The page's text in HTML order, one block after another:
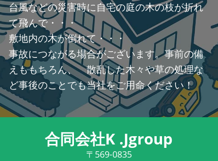
台風などの災害時に自宅の庭の木の枝が折れ
て飛んで・・・
敷地内の木が倒れて・・・
事故につながる場合がございます。事前の備
えももちろん、 散乱した木々や草の処理な
ど事後のことでも当社をご用命ください！
合同会社K .Jgroup
〒569-0835